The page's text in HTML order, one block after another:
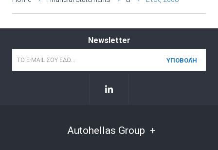
Newsletter
Autohellas Group